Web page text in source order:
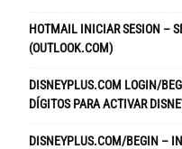
HOTMAIL INICIAR SESION –
(OUTLOOK.COM)
DISNEYPLUS.COM LOGIN/
DÍGITOS PARA ACTIVAR
DISNEYPLUS.COM/BEGIN –